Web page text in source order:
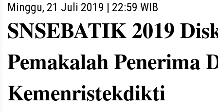
Minggu, 21 Juli 2019 | 22:59 WIB
SNSEBATIK 2019
Pemakalah Penerima
Kemenristekdikti